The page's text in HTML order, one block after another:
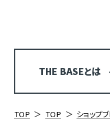
THE BASEとは
TOP TOP ショップ